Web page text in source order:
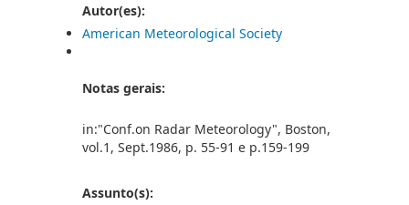
Autor(es):
American Meteorological Society
Notas gerais:
in:"Conf.on Radar Meteorology", Boston,
vol.1, Sept.1986, p. 55-91 e p.159-199
Assunto(s):